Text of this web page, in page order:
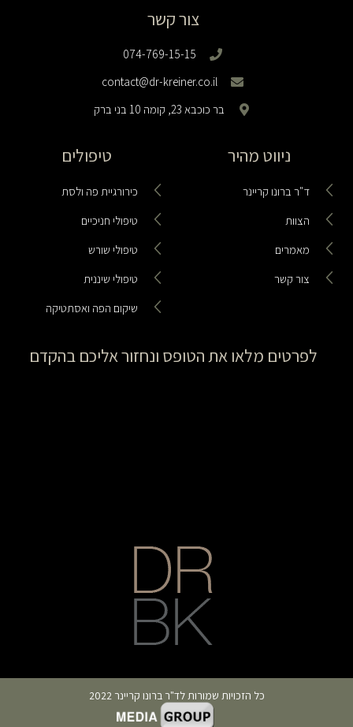
צור קשר
074-769-15-15
contact@dr-kreiner.co.il
בר כוכבא 23, קומה 10 בני ברק
ניווט מהיר
ד"ר ברונו קריינר
הצוות
מאמרים
צור קשר
טיפולים
כירורגיית פה ולסת
טיפולי חניכיים
טיפולי שורש
טיפולי שיננית
שיקום הפה ואסתטיקה
לפרטים מלאו את הטופס ונחזור אליכם בהקדם
כל הזכויות שמורות לד"ר ברונו קריינר 2022